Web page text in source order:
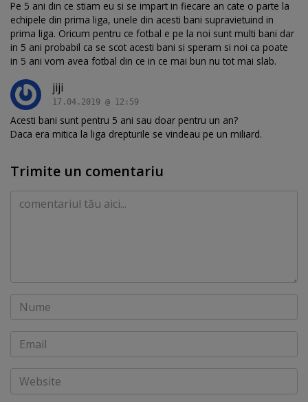
Pe 5 ani din ce stiam eu si se impart in fiecare an cate o parte la
echipele din prima liga, unele din acesti bani supravietuind in
prima liga. Oricum pentru ce fotbal e pe la noi sunt multi bani dar
in 5 ani probabil ca se scot acesti bani si speram si noi ca poate
in 5 ani vom avea fotbal din ce in ce mai bun nu tot mai slab.
jiji
17.04.2019 @ 12:59
Acesti bani sunt pentru 5 ani sau doar pentru un an?
Daca era mitica la liga drepturile se vindeau pe un miliard.
Trimite un comentariu
Comentariu
Nume
Email
Website